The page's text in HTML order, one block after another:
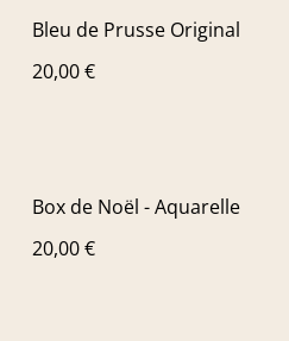
Bleu de Prusse Original
20,00 €
Box de Noël - Aquarelle
20,00 €